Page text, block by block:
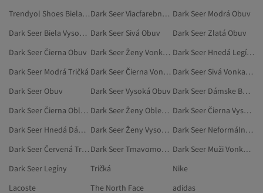
Trendyol Shoes Biela Športové Tenisky
Dark Seer Viacfarebná Obuv Dark Seer Modrá Obuv
Dark Seer Biela Vysoké Podpätky Dark Seer Sivá Obuv
Dark Seer Zlatá Obuv
Dark Seer Čierna Obuv
Dark Seer Ženy Vonkajšia Obuv
Dark Seer Hnedá Legíny
Dark Seer Modrá Tričká
Dark Seer Čierna Vonkajšia Obuv
Dark Seer Sivá Vonkajšia Obuv
Dark Seer Obuv
Dark Seer Vysoká Obuv
Dark Seer Dámske Body
Dark Seer Čierna Oblečenie
Dark Seer Ženy Oblečenie
Dark Seer Čierna Vysoká Obuv
Dark Seer Hnedá Dámske Body
Dark Seer Ženy Vysoká Obuv
Dark Seer Neformálna Obuv
Dark Seer Červená Tričká
Dark Seer Tmavomodrá Legíny
Dark Seer Muži Vonkajšia Obuv
Dark Seer Legíny
Tričká
Nike
Lacoste
The North Face
adidas